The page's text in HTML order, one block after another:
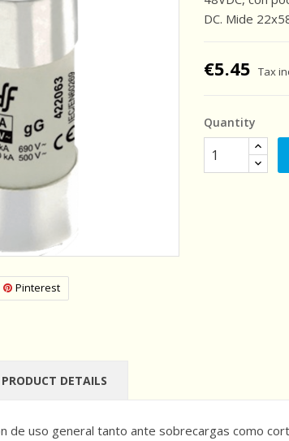
Pinterest
DC. Mide
€5.45 Tax
Quantity
PRODUCT DETAILS
de uso general tanto ante sobrecargas como